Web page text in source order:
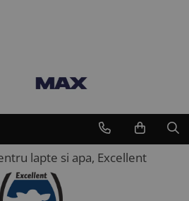
lapte si apa, Excellent